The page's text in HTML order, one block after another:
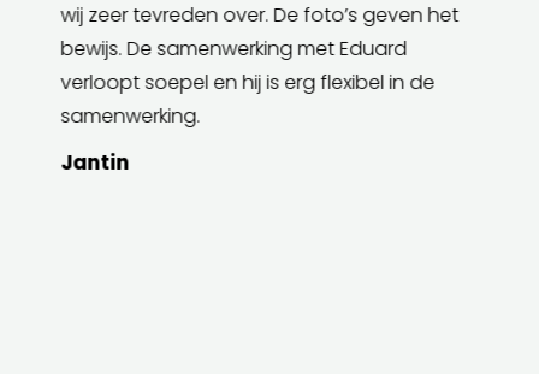
wij zeer tevreden over. De foto’s geven het
bewijs. De samenwerking met Eduard
verloopt soepel en hij is erg flexibel in de
samenwerking.
Jantin